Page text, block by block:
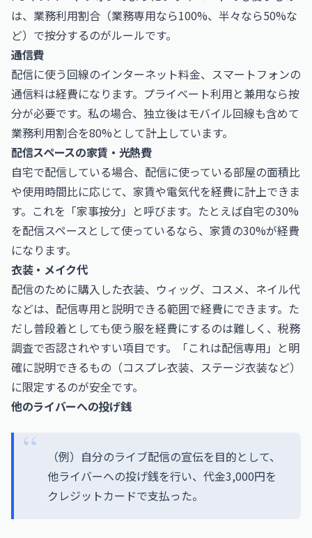
は、業務利用割合（業務専用なら100%、半々なら50%な
ど）で按分するのがルールです。
通信費
配信に使う回線のインターネット料金、スマートフォンの
通信料は経費になります。プライベート利用と兼用なら按
分が必要です。私の場合、独立後はモバイル回線も含めて
業務利用割合を80%として計上しています。
配信スペースの家賃・光熱費
自宅で配信している場合、配信に使っている部屋の面積比
や使用時間比に応じて、家賃や電気代を経費に計上できま
す。これを「家事按分」と呼びます。たとえば自宅の30%
を配信スペースとして使っているなら、家賃の30%が経費
になります。
衣装・メイク代
配信のために購入した衣装、ウィッグ、コスメ、ネイル代
などは、配信専用と説明できる範囲で経費にできます。た
だし普段着としても使う服を経費にするのは難しく、税務
調査で否認されやすい項目です。「これは配信専用」と明
確に説明できるもの（コスプレ衣装、ステージ衣装など）
に限定するのが安全です。
他のライバーへの投げ銭
（例）自分のライブ配信の宣伝を目的として、
他ライバーへの投げ銭を行い、代金3,000円を
クレジットカードで支払った。